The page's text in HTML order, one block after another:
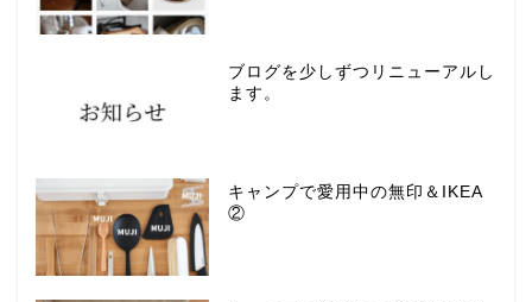
ブログを少しずつリニューアルし
ます。
キャンプで愛用中の無印＆IKEA
②